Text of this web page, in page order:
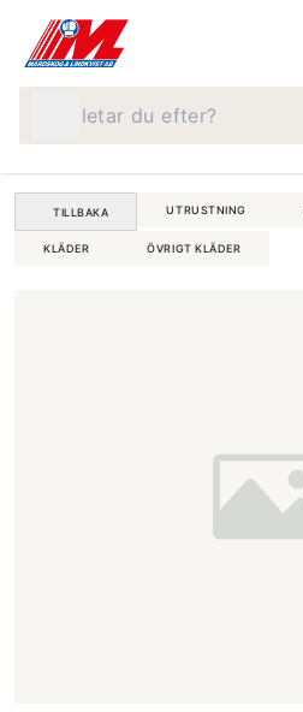
TILLBAKA UTRUSTNING
KLÄDER ÖVRIGT KLÄDER